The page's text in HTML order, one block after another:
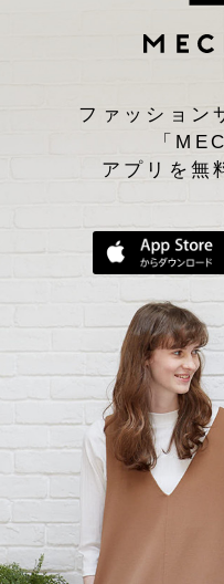
ファッション
「
アプリを無